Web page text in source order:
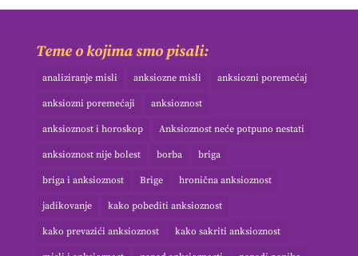
Teme o kojima smo pisali:
analiziranje misli anksiozne misli anksiozni poremećaj
anksiozni poremećaji anksioznost
anksioznost i horoskop Anksioznost neće potpuno nestati
anksioznost nije bolest borba briga
briga i anksioznost Brige hronična anksioznost
jadikovanje kako pobediti anksioznost
kako prevazići anksioznost kako sakriti anksioznost